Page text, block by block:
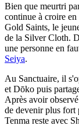
Bien que meurtri
continue à croire
Gold Saints, le
de la Silver Cloth.
une personne en
Seiya.
Au Sanctuaire, il
et Dōko puis
Après avoir
de devenir plus fort
Tenma reste avec